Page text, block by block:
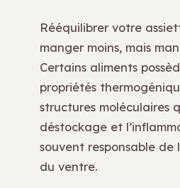
Rééquilibrer votre
manger moins, mais
Certains aliments
propriétés
structures moléculaires
déstockage et
souvent responsable de
du ventre.